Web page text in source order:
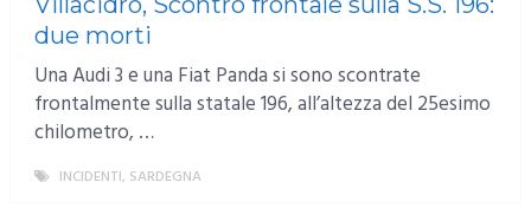
due morti
Una Audi 3 e una Fiat Panda si sono scontrate
frontalmente sulla statale 196, all’altezza del 25esimo
chilometro, …
INCIDENTI, SARDEGNA